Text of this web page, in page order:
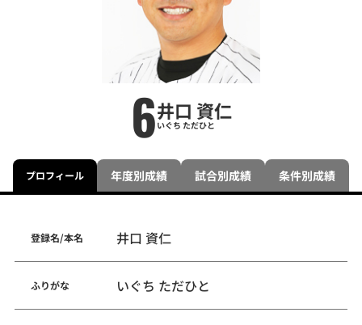
6井口 資仁
いぐち ただひと
プロフィール 年度別成績 試合別成績 条件別成績
登録名/本名 井口 資仁
ふりがな いぐち ただひと